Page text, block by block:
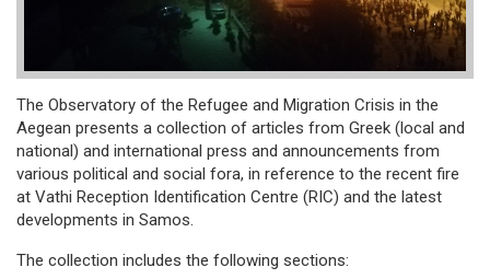
The Observatory of the Refugee and Migration Crisis in the
Aegean presents a collection of articles from Greek (local and
national) and international press and announcements from
various political and social fora, in reference to the recent fire
at Vathi Reception Identification Centre (RIC) and the latest
developments in Samos.
The collection includes the following sections: